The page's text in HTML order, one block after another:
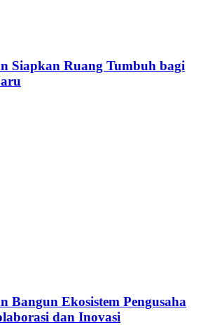
Siapkan Ruang Tumbuh bagi
Bangun Ekosistem Pengusaha
dan Inovasi